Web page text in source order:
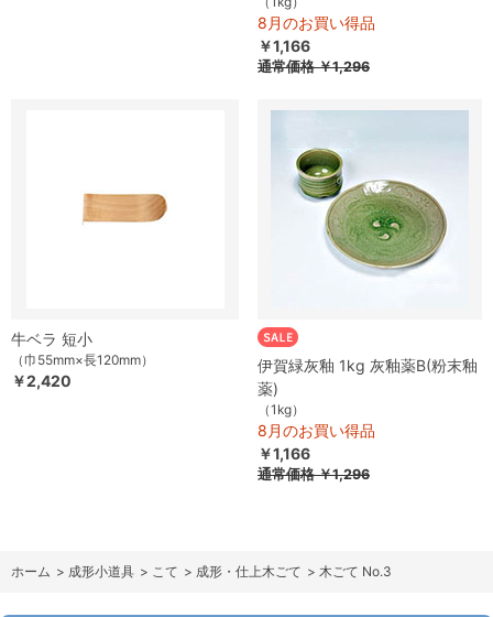
8月のお買い得品
￥1,166
通常価格￥1,296
牛ベラ 短小
（巾55mm×長120mm）
￥2,420
伊賀緑灰釉 1kg 灰釉薬B(粉末釉
薬)
（1kg）
8月のお買い得品
￥1,166
通常価格￥1,296
ホーム > 成形小道具 > こて > 成形・仕上木ごて > 木ごて No.3